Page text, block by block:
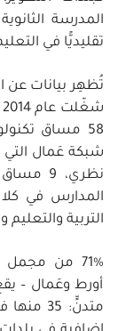
المدرسة
تقليديًّا في
تُظهِر بيانات عن
المدارس في
التربية والتعليم
71% من
أورط وعَمال –